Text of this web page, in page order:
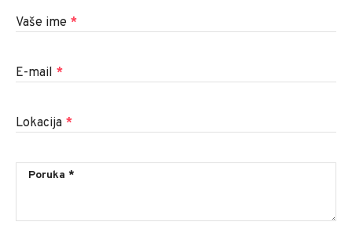
Vaše ime *
E-mail *
Lokacija *